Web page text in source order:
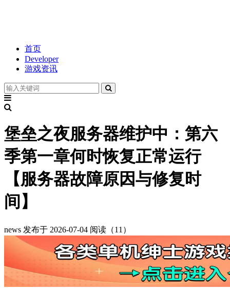
首页
Developer
游戏资讯
堡垒之夜服务器维护中：第六
季第一章何时恢复正常运行
【服务器故障原因与修复时
间】
news 发布于 2026-07-04 阅读（11）